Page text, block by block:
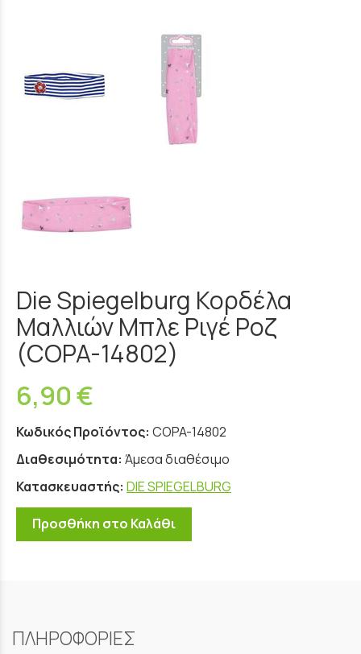
Die Spiegelburg Κορδέλα
Μαλλιών Μπλε Ριγέ Ροζ
(COPA-14802)
6,90 €
Κωδικός Προϊόντος: COPA-14802
Διαθεσιμότητα: Άμεσα διαθέσιμο
Κατασκευαστής: DIE SPIEGELBURG
Προσθήκη στο Καλάθι
ΠΛΗΡΟΦΟΡΙΕΣ